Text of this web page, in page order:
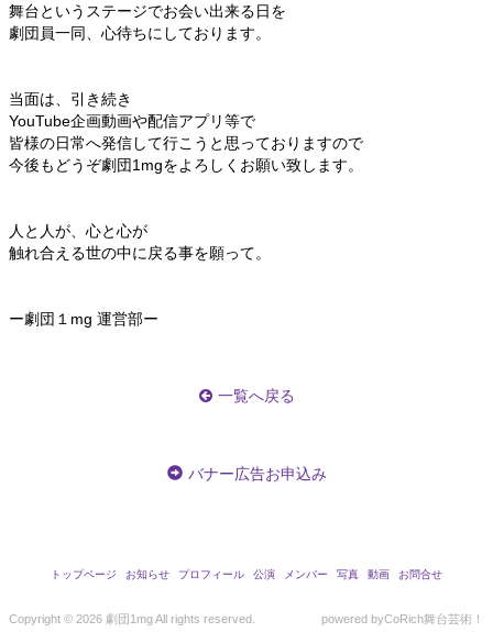
舞台というステージでお会い出来る日を
劇団員一同、心待ちにしております。
当面は、引き続き
YouTube企画動画や配信アプリ等で
皆様の日常へ発信して行こうと思っておりますので
今後もどうぞ劇団1mgをよろしくお願い致します。
人と人が、心と心が
触れ合える世の中に戻る事を願って。
ー劇団１mg 運営部ー
一覧へ戻る
バナー広告お申込み
トップページ お知らせ プロフィール 公演 メンバー 写真 動画 お問合せ
Copyright © 2026 劇団1mg All rights reserved. powered byCoRich舞台芸術！